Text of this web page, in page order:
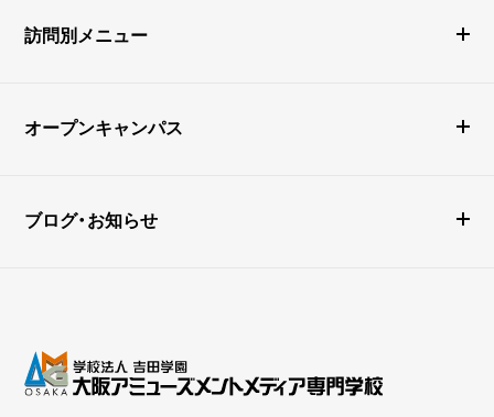
訪問別メニュー
オープンキャンパス
ブログ・お知らせ